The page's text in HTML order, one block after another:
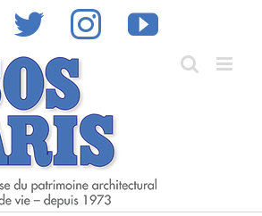
Facebook
TwitterInstagram